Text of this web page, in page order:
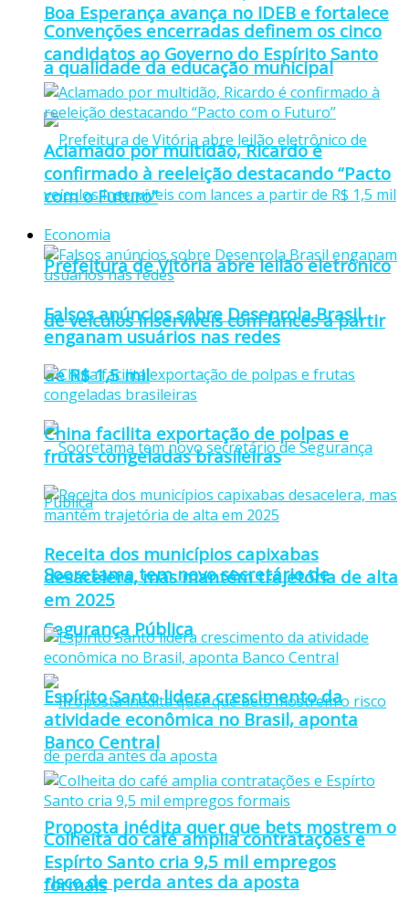
Boa Esperança avança no IDEB e fortalece
a qualidade da educação municipal
Prefeitura de Vitória abre leilão eletrônico
de veículos inservíveis com lances a partir
de R$ 1,5 mil
Sooretama tem novo secretário de
Segurança Pública
Proposta inédita quer que bets mostrem o
risco de perda antes da aposta
Convenções encerradas definem os cinco
candidatos ao Governo do Espírito Santo
Aclamado por multidão, Ricardo é
confirmado à reeleição destacando “Pacto
com o Futuro”
Economia
Falsos anúncios sobre Desenrola Brasil
enganam usuários nas redes
China facilita exportação de polpas e
frutas congeladas brasileiras
Receita dos municípios capixabas
desacelera, mas mantém trajetória de alta
em 2025
Espírito Santo lidera crescimento da
atividade econômica no Brasil, aponta
Banco Central
Colheita do café amplia contratações e
Espírto Santo cria 9,5 mil empregos
formais